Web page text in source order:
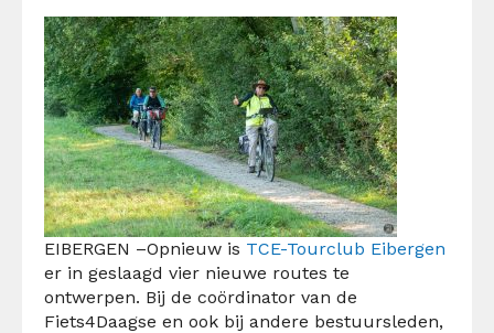
EIBERGEN –Opnieuw is TCE-Tourclub Eibergen
er in geslaagd vier nieuwe routes te
ontwerpen. Bij de coördinator van de
Fiets4Daagse en ook bij andere bestuursleden,